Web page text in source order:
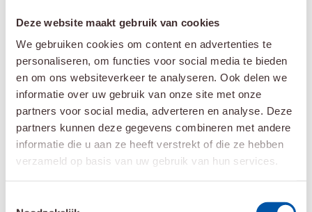
Deze website maakt gebruik van cookies
We gebruiken cookies om content en advertenties te
personaliseren, om functies voor social media te bieden
en om ons websiteverkeer te analyseren. Ook delen we
informatie over uw gebruik van onze site met onze
partners voor social media, adverteren en analyse. Deze
partners kunnen deze gegevens combineren met andere
informatie die u aan ze heeft verstrekt of die ze hebben
verzameld op basis van uw gebruik van hun services.
Alle locaties van Instituut Verbeeten
zijn gesloten op:
maandag 6 april, tweede paasdag;
maandag 27 april, Koningsdag.
Patiënten worden op deze dagen niet bestraald. Zo nodig
wordt u bestraald op zaterdag 11 april en 2 mei.
Alle locaties van Instituut Verbeeten